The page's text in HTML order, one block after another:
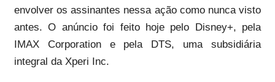
envolver os assinantes nessa ação como nunca visto
antes. O anúncio foi feito hoje pelo Disney+, pela
IMAX Corporation e pela DTS, uma subsidiária
integral da Xperi Inc.